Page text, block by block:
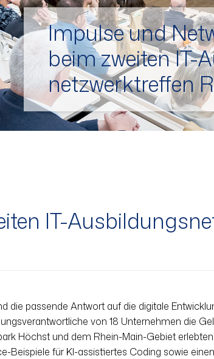
Impulse und
beim zweiten
netzwerk­treffen
IT-
passende Antwort auf die digitale
von 18 Unternehmen die
Höchst und dem Rhein-Main-Gebiet
Beispiele für KI-assistiertes Coding sowie